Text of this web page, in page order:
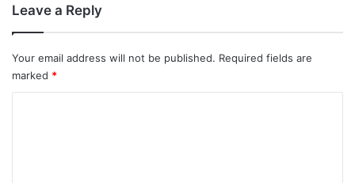
र
प
Leave a Reply
Your email address will not be published. Required fields are
marked *